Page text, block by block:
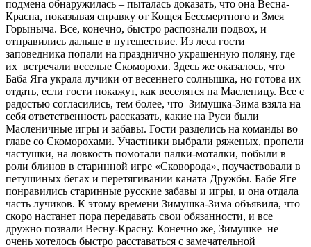
подмена обнаружилась – пыталась доказать, что она Весна-
Красна, показывая справку от Кощея Бессмертного и Змея
Горыныча. Все, конечно, быстро распознали подвох, и
отправились дальше в путешествие. Из леса гости
заповедника попали на празднично украшенную поляну, где
их встречали веселые Скоморохи. Здесь же оказалось, что
Баба Яга украла лучики от весеннего солнышка, но готова их
отдать, если гости покажут, как веселятся на Масленицу. Все с
радостью согласились, тем более, что Зимушка-Зима взяла на
себя ответственность рассказать, какие на Руси были
Масленичные игры и забавы. Гости разделись на команды во
главе со Скоморохами. Участники выбрали ряженых, пропели
частушки, на ловкость помотали палки-моталки, побыли в
роли блинов в старинной игре «Сковорода», поучаствовали в
петушиных бегах и перетягивании каната Дружбы. Бабе Яге
понравились старинные русские забавы и игры, и она отдала
часть лучиков. К этому времени Зимушка-Зима объявила, что
скоро настанет пора передавать свои обязанности, и все
дружно позвали Весну-Красну. Конечно же, Зимушке не
очень хотелось быстро расставаться с замечательной